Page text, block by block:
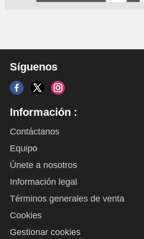
Síguenos
Información :
Contáctanos
Equipo
Únete a nosotros
Información legal
Términos generales de venta
Cookies
Gestionar cookies